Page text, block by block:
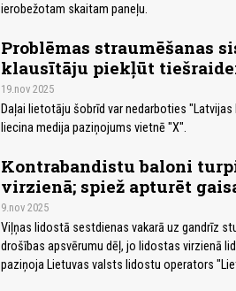
ierobežotam skaitam paneļu.
Problēmas straumēšanas
klausītāju piekļūt
19.nov 2025
Daļai lietotāju šobrīd var nedarboties
liecina medija paziņojums vietnē "X".
Kontrabandistu baloni
virzienā; spiež apturēt
9.nov 2025
Viļņas lidostā sestdienas vakarā uz gandrīz
drošības apsvērumu dēļ, jo lidostas virzienā
paziņoja Lietuvas valsts lidostu operators